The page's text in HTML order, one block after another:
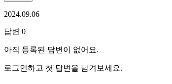
2024.09.06
답변 0
아직 등록된 답변이 없어요.
로그인하고 첫 답변을 남겨보세요.